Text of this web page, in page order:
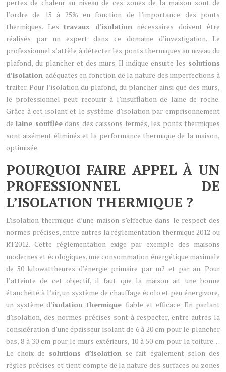
pertes de chaleur au niveau de ces zones de la maison sont de
l’ordre de 15 à 25% en fonction de l’importance des ponts
thermiques. Les travaux d’isolationnécessaires doivent être
réalisés par un expert dans ce domaine d’investigation. Le
professionnel s’attèle à détecter les ponts thermiques au niveau du
plafond, du plancher et des murs. Il indique ensuite les solutions
d’isolation adéquates en fonction de la nature des imperfections à
traiter. Pour l’isolation du plafond, du plancher ainsi que des murs,
le professionnel peut recourir à l’insufflation de laine de roche.
Grâce à cet isolant et le système d’isolation par emprisonnement
delaine souffléedans des caissons fermés, les ponts thermiques
sont aisément éliminés et la performance thermique de la maison,
optimisée.
POURQUOI FAIRE APPEL À UN
PROFESSIONNEL DE
L’ISOLATION THERMIQUE ?
L’isolation thermique d’une maison s’effectue dans le respect des
normes précises, entre autres la réglementation thermique 2012 ou
RT2012. Cette réglementation exige par exemple des maisons
modernes et écologiques, une consommation énergétique maximale
de 50 kilowattheures d’énergie primaire par m2 et par an. Pour
l’atteinte de cet objectif, il faut que la maison ait une bonne
étanchéité à l’air, un système de chauffage écolo et peu énergivore,
un système d’isolation thermique fiable et efficace. En parlant
d’isolation, des normes précises sont à respecter, entre autres la
considération d’une épaisseur isolant de 6 à 20 cm pour le plancher
bas, 8 à 30 cm pour le murs extérieurs, 10 à 50 cm pour la toiture…
Le choix de solutions d’isolationse fait également selon des
règles précises et tient compte de la nature des surfaces ou zones